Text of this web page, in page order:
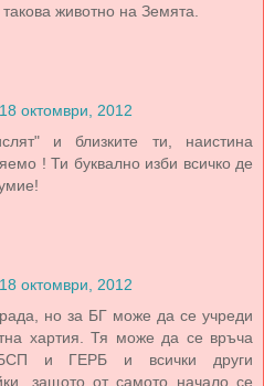
животно на Земята.
октомври, 2012
и близките ти, наистина
! Ти буквално изби всичко де
октомври, 2012
но за БГ може да се учреди
хартия. Тя може да се връча
БСП и ГЕРБ и всички други
защото от самото начало се